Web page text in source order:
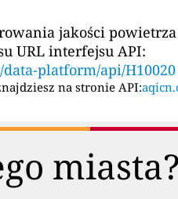
jakości
URL interfejsu API:
platform/api/H10020
na stronie API:
miasta?